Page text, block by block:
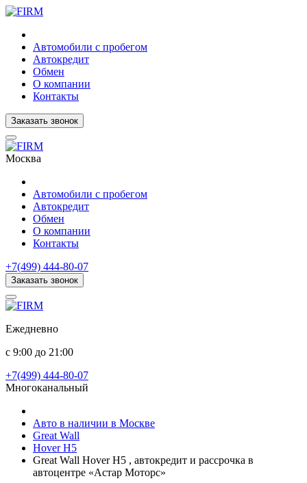
Автомобили с пробегом
Автокредит
Обмен
О компании
Контакты
Заказать звонок
Москва
Автомобили с пробегом
Автокредит
Обмен
О компании
Контакты
+7(499) 444-80-07
Заказать звонок
Ежедневно
с 9:00 до 21:00
+7(499) 444-80-07
Многоканальный
Авто в наличии в Москве
Great Wall
Hover H5
Great Wall Hover H5 , автокредит и рассрочка в
автоцентре «Астар Моторс»